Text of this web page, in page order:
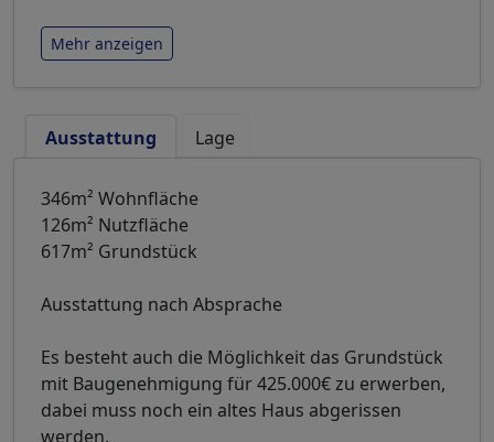
Mehr anzeigen
Ausstattung Lage
346m² Wohnfläche
126m² Nutzfläche
617m² Grundstück
Ausstattung nach Absprache
Es besteht auch die Möglichkeit das Grundstück
mit Baugenehmigung für 425.000€ zu erwerben,
dabei muss noch ein altes Haus abgerissen
werden.